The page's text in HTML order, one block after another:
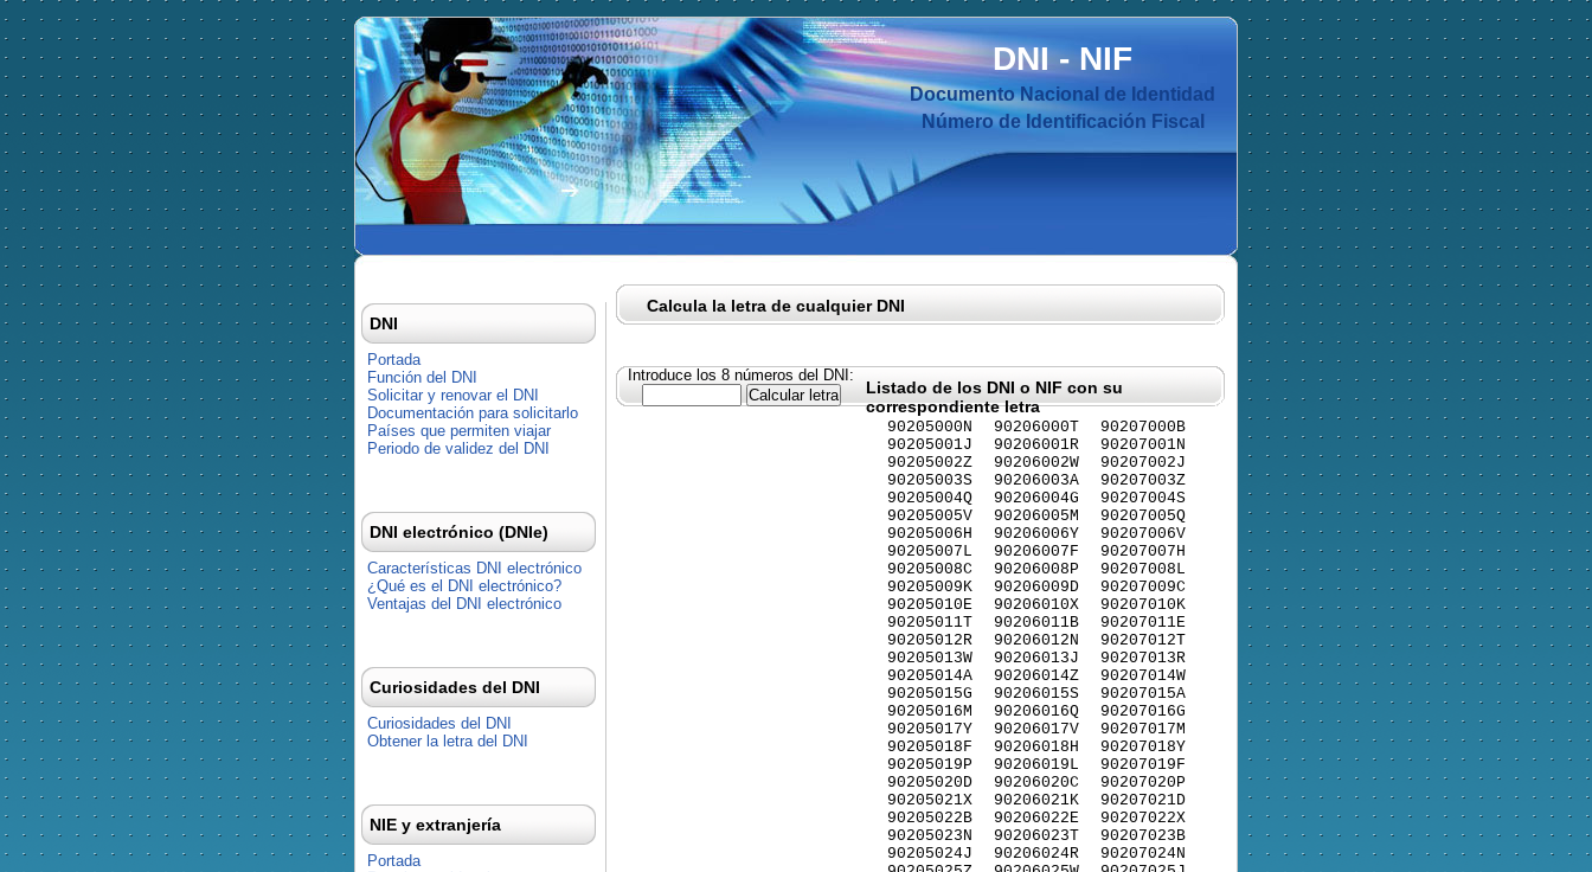
DNI-NIF
Documento Nacional de Identidad
Número de Identificación Fiscal
Calcula la letra de cualquier DNI
Introduce los 8 números del DNI:
Listado de los DNI o NIF con su
correspondiente letra
90205000N
90205001J
90205002Z
90205003S
90205004Q
90205005V
90205006H
90205007L
90205008C
90205009K
90205010E
90205011T
90205012R
90205013W
90205014A
90205015G
90205016M
90205017Y
90205018F
90205019P
90205020D
90205021X
90205022B
90205023N
90205024J
90206000T
90206001R
90206002W
90206003A
90206004G
90206005M
90206006Y
90206007F
90206008P
90206009D
90206010X
90206011B
90206012N
90206013J
90206014Z
90206015S
90206016Q
90206017V
90206018H
90206019L
90206020C
90206021K
90206022E
90206023T
90206024R
90207000B
90207001N
90207002J
90207003Z
90207004S
90207005Q
90207006V
90207007H
90207008L
90207009C
90207010K
90207011E
90207012T
90207013R
90207014W
90207015A
90207016G
90207017M
90207018Y
90207019F
90207020P
90207021D
90207022X
90207023B
90207024N
DNI
Portada
Función del DNI
Solicitar y renovar el DNI
Documentación para solicitarlo
Países que permiten viajar
Periodo de validez del DNI
DNI electrónico (DNIe)
Características DNI electrónico
¿Qué es el DNI electrónico?
Ventajas del DNI electrónico
Curiosidades del DNI
Curiosidades del DNI
Obtener la letra del DNI
NIE y extranjería
Portada